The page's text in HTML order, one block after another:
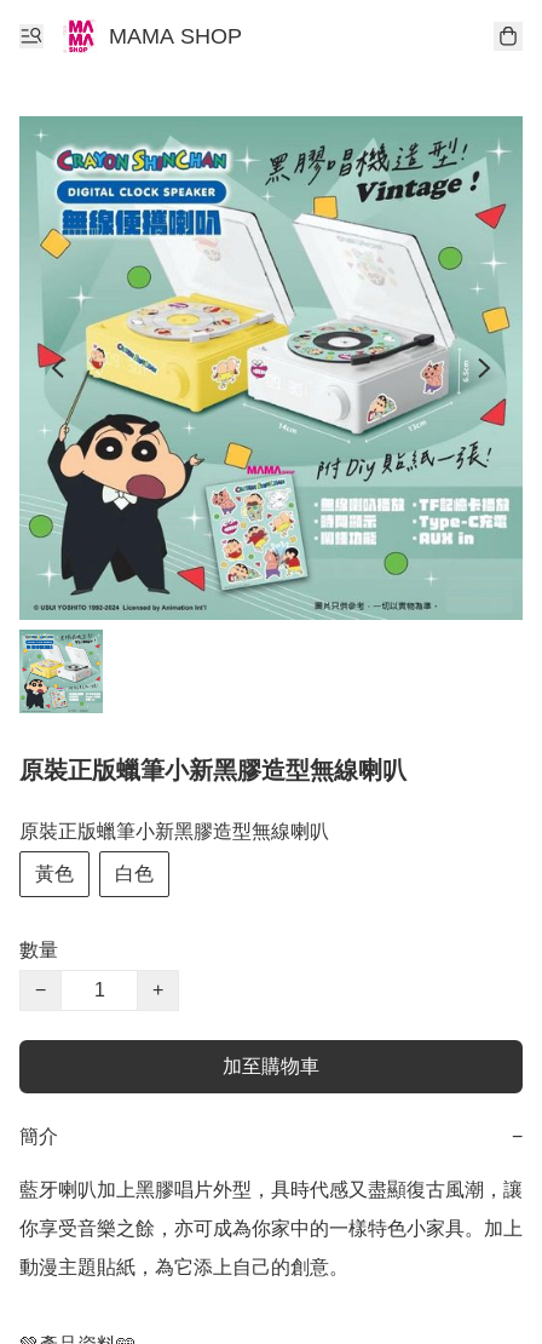
MAMA SHOP
原裝正版蠟筆小新黑膠造型無線喇叭
原裝正版蠟筆小新黑膠造型無線喇叭
黃色 白色
數量
−
+
加至購物車
簡介 −
藍牙喇叭加上黑膠唱片外型，具時代感又盡顯復古風潮，讓
你享受音樂之餘，亦可成為你家中的一樣特色小家具。加上
動漫主題貼紙，為它添上自己的創意。